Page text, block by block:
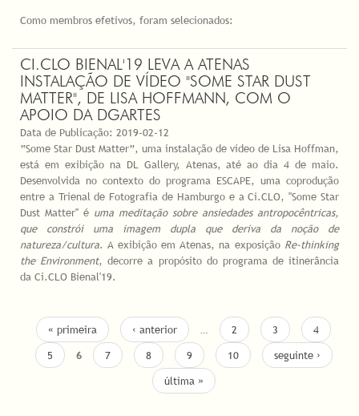
Como membros efetivos, foram selecionados:
CI.CLO BIENAL'19 LEVA A ATENAS
INSTALAÇÃO DE VÍDEO "SOME STAR DUST
MATTER", DE LISA HOFFMANN, COM O
APOIO DA DGARTES
Data de Publicação: 2019-02-12
“Some Star Dust Matter”, uma instalação de vídeo de Lisa Hoffman,
está em exibição na DL Gallery, Atenas, até ao dia 4 de maio.
Desenvolvida no contexto do programa ESCAPE, uma coprodução
entre a Trienal de Fotografia de Hamburgo e a Ci.CLO, "Some Star
Dust Matter" é uma meditação sobre ansiedades antropocêntricas,
que constrói uma imagem dupla que deriva da noção de
natureza/cultura. A exibição em Atenas, na exposição Re-thinking
the Environment, decorre a propósito do programa de itinerância
da Ci.CLO Bienal'19.
PÁGINAS« primeira ‹ anterior 2 3
4
5
6 7 8 9 10
seguinte ›
última »